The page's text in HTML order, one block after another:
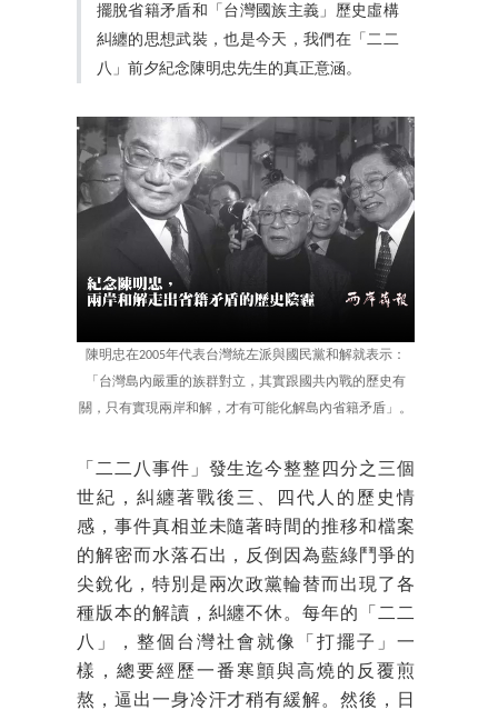
擺脫省籍矛盾和「台灣國族主義」歷史虛構
糾纏的思想武裝，也是今天，我們在「二二
八」前夕紀念陳明忠先生的真正意涵。
陳明忠在2005年代表台灣統左派與國民黨和解就表示：
「台灣島內嚴重的族群對立，其實跟國共內戰的歷史有
關，只有實現兩岸和解，才有可能化解島內省籍矛盾」。
「二二八事件」發生迄今整整四分之三個
世紀，糾纏著戰後三、四代人的歷史情
感，事件真相並未隨著時間的推移和檔案
的解密而水落石出，反倒因為藍綠鬥爭的
尖銳化，特別是兩次政黨輪替而出現了各
種版本的解讀，糾纏不休。每年的「二二
八」，整個台灣社會就像「打擺子」一
樣，總要經歷一番寒顫與高燒的反覆煎
熬，逼出一身冷汗才稍有緩解。然後，日